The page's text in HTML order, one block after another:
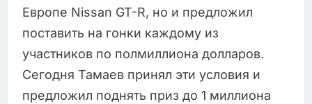
Европе Nissan GT-R, но и предложил
поставить на гонки каждому из
участников по полмиллиона долларов.
Сегодня Тамаев принял эти условия и
предложил поднять приз до 1 миллиона